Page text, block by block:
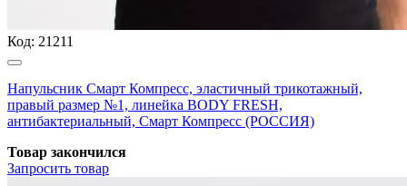
Код: 21211
Напульсник Смарт Компресс, эластичный трикотажный,
правый размер №1, линейка BODY FRESH,
антибактериальный, Смарт Компресс (РОССИЯ)
Товар закончился
Запросить товар